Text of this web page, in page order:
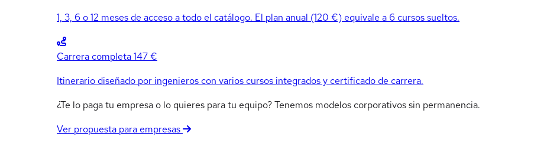
1, 3, 6 o 12 meses de acceso a todo el catálogo. El plan anual (120 €) equivale a 6 cursos sueltos.
Carrera completa147 €
Itinerario diseñado por ingenieros con varios cursos integrados y certificado de carrera.
¿Te lo paga tu empresa o lo quieres para tu equipo? Tenemos modelos corporativos sin permanencia.
Ver propuesta para empresas